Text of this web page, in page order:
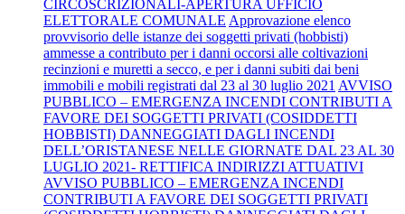
CIRCOSCRIZIONALI-APERTURA UFFICIO
ELETTORALE COMUNALE Approvazione elenco
provvisorio delle istanze dei soggetti privati (hobbisti)
ammesse a contributo per i danni occorsi alle coltivazioni
recinzioni e muretti a secco, e per i danni subiti dai beni
immobili e mobili registrati dal 23 al 30 luglio 2021 AVVISO
PUBBLICO – EMERGENZA INCENDI CONTRIBUTI A
FAVORE DEI SOGGETTI PRIVATI (COSIDDETTI
HOBBISTI) DANNEGGIATI DAGLI INCENDI
DELL’ORISTANESE NELLE GIORNATE DAL 23 AL 30
LUGLIO 2021- RETTIFICA INDIRIZZI ATTUATIVI
AVVISO PUBBLICO – EMERGENZA INCENDI
CONTRIBUTI A FAVORE DEI SOGGETTI PRIVATI